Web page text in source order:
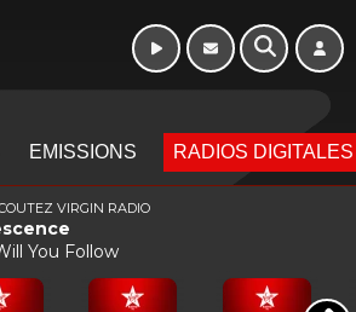
EMISSIONS RADIOS DIGITALES
VIRGIN RADIO
You Follow